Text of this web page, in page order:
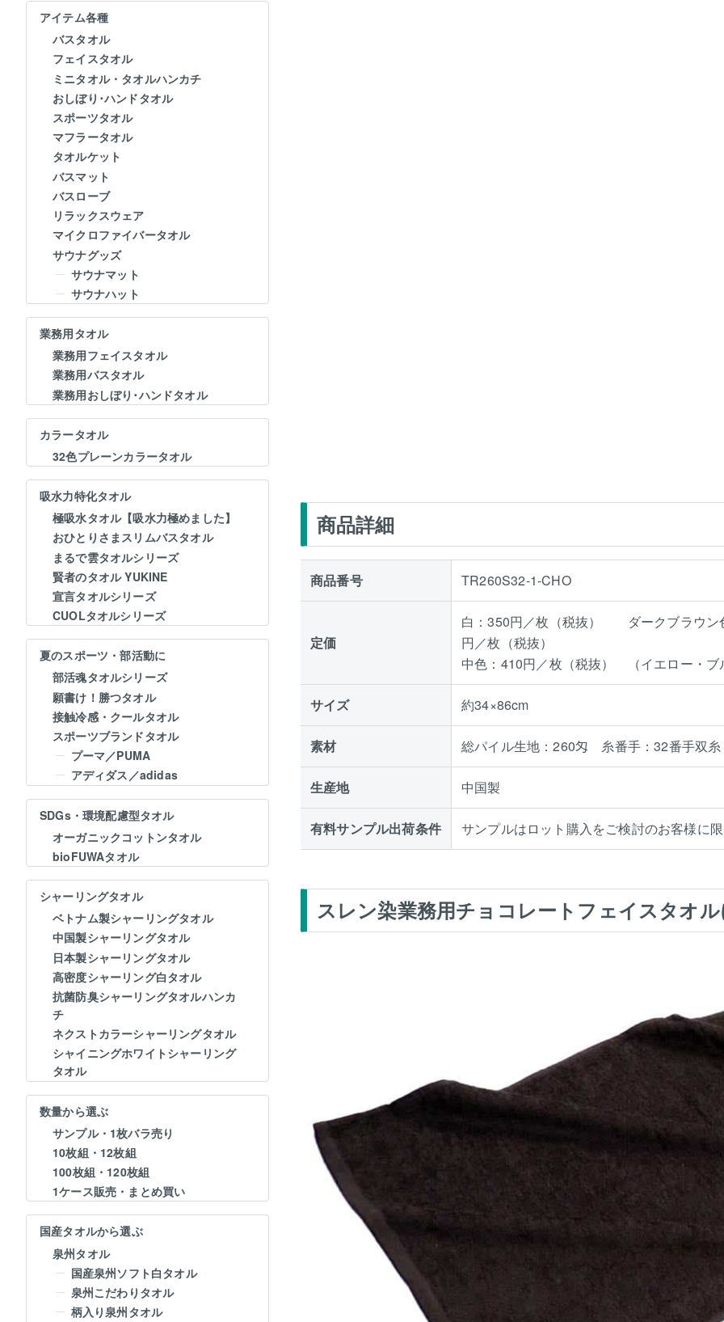
アイテム各種
バスタオル
フェイスタオル
ミニタオル・タオルハンカチ
おしぼり･ハンドタオル
スポーツタオル
マフラータオル
タオルケット
バスマット
バスローブ
リラックスウェア
マイクロファイバータオル
サウナグッズ
サウナマット
サウナハット
業務用タオル
業務用フェイスタオル
業務用バスタオル
業務用おしぼり･ハンドタオル
カラータオル
32色プレーンカラータオル
吸水力特化タオル
極吸水タオル【吸水力極めました】
おひとりさまスリムバスタオル
まるで雲タオルシリーズ
賢者のタオル YUKINE
宣言タオルシリーズ
CUOLタオルシリーズ
夏のスポーツ・部活動に
部活魂タオルシリーズ
願書け！勝つタオル
接触冷感・クールタオル
スポーツブランドタオル
プーマ／PUMA
アディダス／adidas
SDGs・環境配慮型タオル
オーガニックコットンタオル
bioFUWAタオル
シャーリングタオル
ベトナム製シャーリングタオル
中国製シャーリングタオル
日本製シャーリングタオル
高密度シャーリング白タオル
抗菌防臭シャーリングタオルハンカ
チ
ネクストカラーシャーリングタオル
シャイニングホワイトシャーリング
タオル
数量から選ぶ
サンプル・1枚バラ売り
10枚組・12枚組
100枚組・120枚組
1ケース販売・まとめ買い
国産タオルから選ぶ
泉州タオル
国産泉州ソフト白タオル
泉州こだわりタオル
柄入り泉州タオル
商品詳細
商品番号 TR260S32-1-CHO
定価
白：350円／枚（税抜） ダークブラウ
円／枚（税抜）
中色：410円／枚（税抜） （イエロー・ブ
サイズ 約34×86cm
素材 総パイル生地：260匁 糸番手：32番手
生産地 中国製
有料サンプル出荷条件 サンプルはロット購入をご検討のお客様に
スレン染業務用チョコレートフェイスタオ